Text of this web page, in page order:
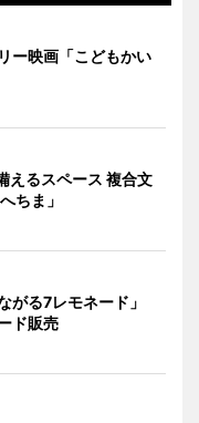
ー映画「こどもかい
えるスペース 複合文
へちま」
がる7レモネード」
ド販売